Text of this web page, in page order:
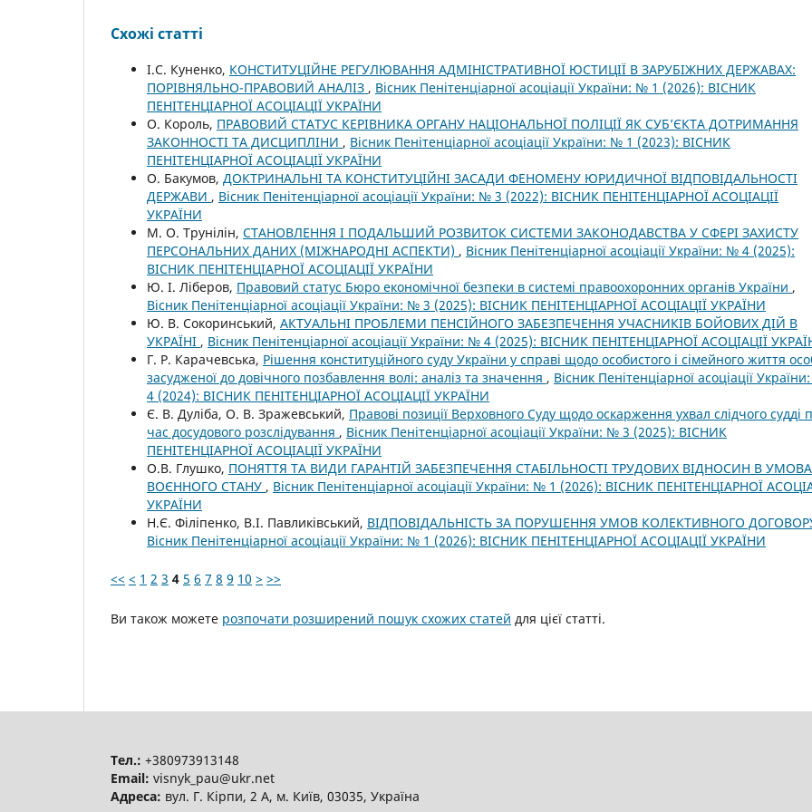
Схожі статті
І.С. Куненко, КОНСТИТУЦІЙНЕ РЕГУЛЮВАННЯ АДМІНІСТРАТИВНОЇ ЮСТИЦІЇ В ЗАРУБІЖНИХ ДЕРЖАВАХ:
ПОРІВНЯЛЬНО-ПРАВОВИЙ АНАЛІЗ , Вісник Пенітенціарної асоціації України: № 1 (2026): ВІСНИК
ПЕНІТЕНЦІАРНОЇ АСОЦІАЦІЇ УКРАЇНИ
О. Король, ПРАВОВИЙ СТАТУС КЕРІВНИКА ОРГАНУ НАЦІОНАЛЬНОЇ ПОЛІЦІЇ ЯК СУБ’ЄКТА ДОТРИМАННЯ
ЗАКОННОСТІ ТА ДИСЦИПЛІНИ , Вісник Пенітенціарної асоціації України: № 1 (2023): ВІСНИК
ПЕНІТЕНЦІАРНОЇ АСОЦІАЦІЇ УКРАЇНИ
О. Бакумов, ДОКТРИНАЛЬНІ ТА КОНСТИТУЦІЙНІ ЗАСАДИ ФЕНОМЕНУ ЮРИДИЧНОЇ ВІДПОВІДАЛЬНОСТІ
ДЕРЖАВИ , Вісник Пенітенціарної асоціації України: № 3 (2022): ВІСНИК ПЕНІТЕНЦІАРНОЇ АСОЦІАЦІЇ
УКРАЇНИ
М. О. Трунілін, СТАНОВЛЕННЯ І ПОДАЛЬШИЙ РОЗВИТОК СИСТЕМИ ЗАКОНОДАВСТВА У СФЕРІ ЗАХИСТУ
ПЕРСОНАЛЬНИХ ДАНИХ (МІЖНАРОДНІ АСПЕКТИ) , Вісник Пенітенціарної асоціації України: № 4 (2025):
ВІСНИК ПЕНІТЕНЦІАРНОЇ АСОЦІАЦІЇ УКРАЇНИ
Ю. І. Ліберов, Правовий статус Бюро економічної безпеки в системі правоохоронних органів України ,
Вісник Пенітенціарної асоціації України: № 3 (2025): ВІСНИК ПЕНІТЕНЦІАРНОЇ АСОЦІАЦІЇ УКРАЇНИ
Ю. В. Сокоринський, АКТУАЛЬНІ ПРОБЛЕМИ ПЕНСІЙНОГО ЗАБЕЗПЕЧЕННЯ УЧАСНИКІВ БОЙОВИХ ДІЙ В
УКРАЇНІ , Вісник Пенітенціарної асоціації України: № 4 (2025): ВІСНИК ПЕНІТЕНЦІАРНОЇ АСОЦІАЦІЇ
Г. Р. Карачевська, Рішення конституційного суду України у справі щодо особистого і сімейного життя
засудженої до довічного позбавлення волі: аналіз та значення , Вісник Пенітенціарної асоціації
4 (2024): ВІСНИК ПЕНІТЕНЦІАРНОЇ АСОЦІАЦІЇ УКРАЇНИ
Є. В. Дуліба, О. В. Зражевський, Правові позиції Верховного Суду щодо оскарження ухвал слідчого судді
час досудового розслідування , Вісник Пенітенціарної асоціації України: № 3 (2025): ВІСНИК
ПЕНІТЕНЦІАРНОЇ АСОЦІАЦІЇ УКРАЇНИ
О.В. Глушко, ПОНЯТТЯ ТА ВИДИ ГАРАНТІЙ ЗАБЕЗПЕЧЕННЯ СТАБІЛЬНОСТІ ТРУДОВИХ ВІДНОСИН В
ВОЄННОГО СТАНУ , Вісник Пенітенціарної асоціації України: № 1 (2026): ВІСНИК ПЕНІТЕНЦІАРНОЇ
УКРАЇНИ
Н.Є. Філіпенко, В.І. Павликівський, ВІДПОВІДАЛЬНІСТЬ ЗА ПОРУШЕННЯ УМОВ КОЛЕКТИВНОГО
Вісник Пенітенціарної асоціації України: № 1 (2026): ВІСНИК ПЕНІТЕНЦІАРНОЇ АСОЦІАЦІЇ УКРАЇНИ
<< < 1 2 3 4 5 6 7 8 9 10 > >>
Ви також можете розпочати розширений пошук схожих статей для цієї статті.
Тел.: +380973913148
Email: visnyk_pau@ukr.net
Адреса: вул. Г. Кірпи, 2 А, м. Київ, 03035, Україна